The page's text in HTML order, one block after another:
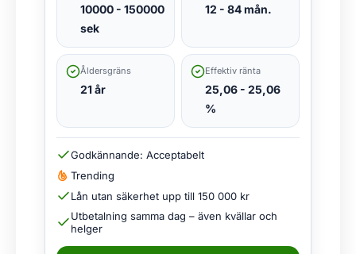
10000 - 150000
sek
12 - 84 mån.
Åldersgräns
21 år
Effektiv ränta
25,06 - 25,06
%
Godkännande: Acceptabelt
Trending
Lån utan säkerhet upp till 150 000 kr
Utbetalning samma dag – även kvällar och
helger